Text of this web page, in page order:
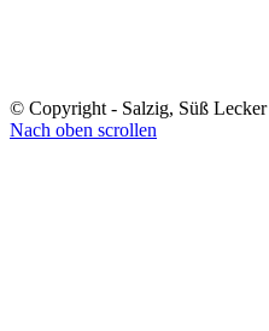
© Copyright - Salzig, Süß Lecker
Nach oben scrollen